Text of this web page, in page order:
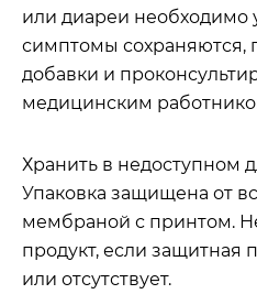
или диареи необходимо
симптомы сохраняются,
добавки и
медицинским
Хранить в недоступном
Упаковка защищена от
мембраной с принтом.
продукт, если защитная
или отсутствует.